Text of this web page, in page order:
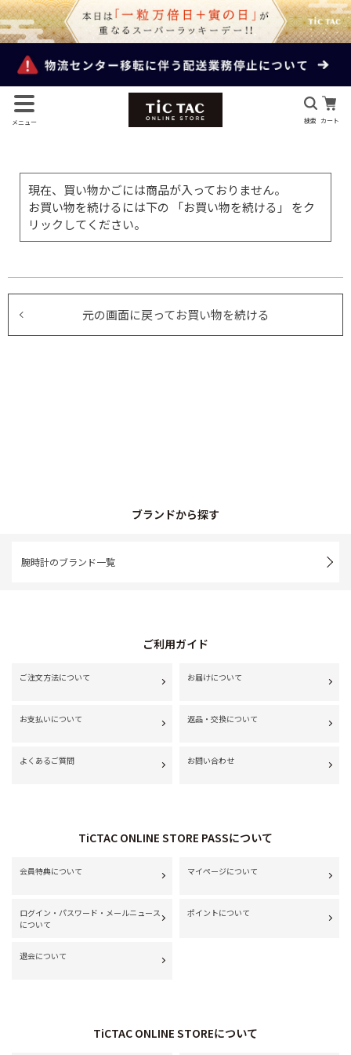
メニュー 検索 カート
現在、買い物かごには商品が入っておりません。
お買い物を続けるには下の 「お買い物を続ける」 をク
リックしてください。
元の画面に戻ってお買い物を続ける
ブランドから探す
腕時計のブランド一覧
ご利用ガイド
ご注文方法について お届けについて
お支払いについて 返品・交換について
よくあるご質問 お問い合わせ
TiCTAC ONLINE STORE PASSについて
会員特典について マイページについて
ログイン・パスワード・メールニュース
について
ポイントについて
退会について
TiCTAC ONLINE STOREについて